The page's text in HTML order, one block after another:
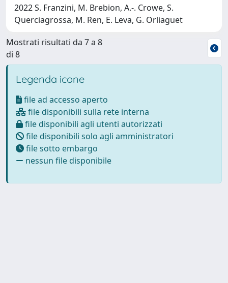
2022 S. Franzini, M. Brebion, A.-. Crowe, S.
Querciagrossa, M. Ren, E. Leva, G. Orliaguet
Mostrati risultati da 7 a 8
di 8
Legenda icone
file ad accesso aperto
file disponibili sulla rete interna
file disponibili agli utenti autorizzati
file disponibili solo agli amministratori
file sotto embargo
nessun file disponibile